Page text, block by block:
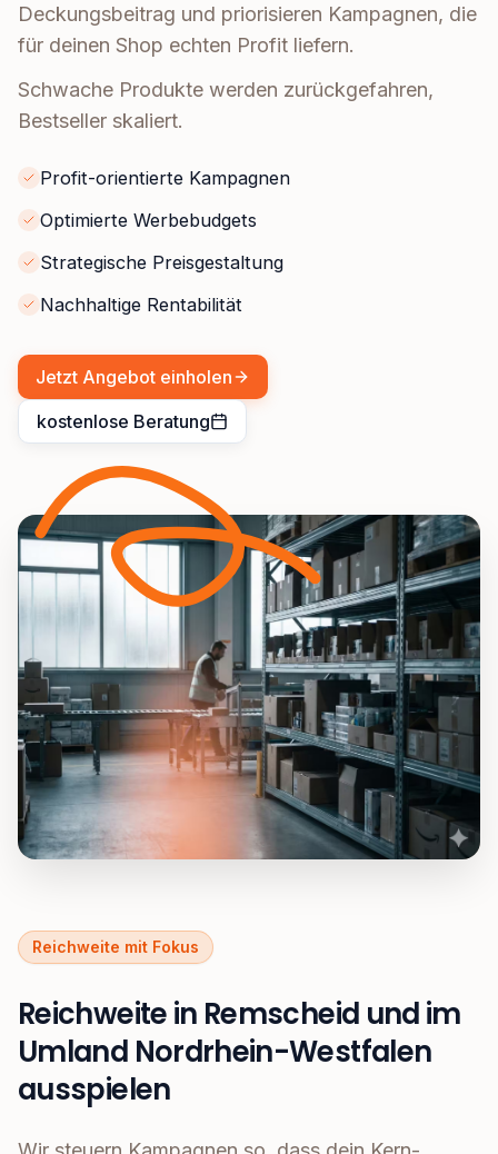
Deckungsbeitrag und priorisieren Kampagnen, die
für deinen Shop echten Profit liefern.
Schwache Produkte werden zurückgefahren,
Bestseller skaliert.
Profit-orientierte Kampagnen
Optimierte Werbebudgets
Strategische Preisgestaltung
Nachhaltige Rentabilität
Jetzt Angebot einholen
kostenlose Beratung
Reichweite mit Fokus
Reichweite in Remscheid und im
Umland Nordrhein-Westfalen
ausspielen